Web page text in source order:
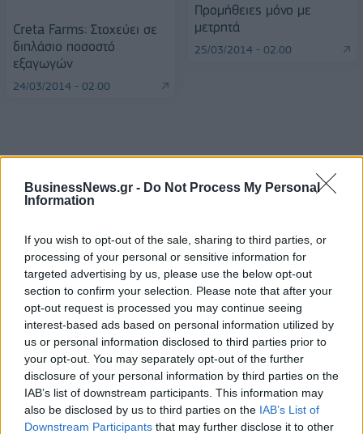
BusinessNews.gr - Do Not Process My Personal
Information
If you wish to opt-out of the sale, sharing to third parties, or
processing of your personal or sensitive information for
targeted advertising by us, please use the below opt-out
section to confirm your selection. Please note that after your
opt-out request is processed you may continue seeing
interest-based ads based on personal information utilized by
us or personal information disclosed to third parties prior to
your opt-out. You may separately opt-out of the further
disclosure of your personal information by third parties on the
IAB’s list of downstream participants. This information may
also be disclosed by us to third parties on the IAB’s List of
Downstream Participants that may further disclose it to other
Creta Farms: Στοχεύει σε
διπλάσιο ποσοστό
εξαγωγών
24/03/2014 - 02:00
Προμήθειες μόνο με
μετρητά
25/03/2014 - 02:00
ΡΟΗ ΕΙΔΗΣΕΩΝ
Π. Μαρινάκης: «Το δημογραφικό δεν μπορεί να
περιμένει»
09/08/2026 - 14:34 ΠΟΛΙΤΙΚΗ